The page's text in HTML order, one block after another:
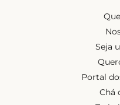
Seja
Portal
Chá